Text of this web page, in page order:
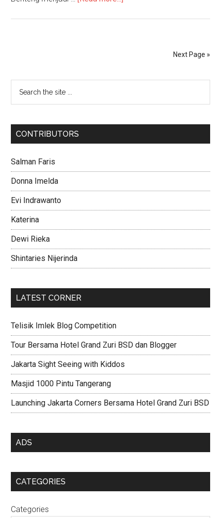
Next Page »
CONTRIBUTORS
Salman Faris
Donna Imelda
Evi Indrawanto
Katerina
Dewi Rieka
Shintaries Nijerinda
LATEST CORNER
Telisik Imlek Blog Competition
Tour Bersama Hotel Grand Zuri BSD dan Blogger
Jakarta Sight Seeing with Kiddos
Masjid 1000 Pintu Tangerang
Launching Jakarta Corners Bersama Hotel Grand Zuri BSD
ADS
CATEGORIES
Categories